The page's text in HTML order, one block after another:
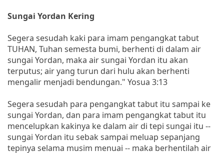
Sungai Yordan Kering
Segera sesudah kaki para imam pengangkat tabut
TUHAN, Tuhan semesta bumi, berhenti di dalam air
sungai Yordan, maka air sungai Yordan itu akan
terputus; air yang turun dari hulu akan berhenti
mengalir menjadi bendungan." Yosua 3:13
Segera sesudah para pengangkat tabut itu sampai ke
sungai Yordan, dan para imam pengangkat tabut itu
mencelupkan kakinya ke dalam air di tepi sungai itu --
sungai Yordan itu sebak sampai meluap sepanjang
tepinya selama musim menuai -- maka berhentilah air